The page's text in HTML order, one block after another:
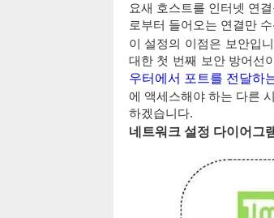
요새 호스트를 인터넷 연
로부터 들어오는 연결만
이 설정의 이점은 보안입
대한 첫 번째 보안 방어선
우터에서 포트를 전달하
에 액세스해야 하는 다른
하겠습니다.
네트워크 설정 다이어그